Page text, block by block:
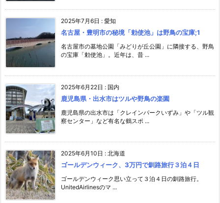
2025年7月6日 : 愛知
名古屋・豊明市の秘境「勅使池」は野鳥の宝庫;1
名古屋市の墓地公園「みどりが丘公園」に隣接する、野鳥
の宝庫「勅使池」。近年は、昔 ...
2025年6月22日 : 国内
鹿児島県・出水市はツルや野鳥の楽園
鹿児島県の出水市は「クレインパークいずみ」や「ツル観
察センター」など有名な鶴スポ ...
2025年6月10日 : 北海道
ゴールデンウィーク、3万円で釧路旅行３泊４日
ゴールデンウィーク思い立って３泊４日の釧路旅行。
UnitedAirlinesのマ ...